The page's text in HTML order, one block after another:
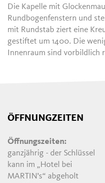
Die Kapelle mit
Rundbogenfenstern und
mit Rundstab ziert eine
gestiftet um 1400. Die
Innenraum sind vorbildlich
ÖFFNUNGZEITEN
Öffnungszeiten:
ganzjährig - der Schlüssel
kann im „Hotel bei
MARTIN's“ abgeholt